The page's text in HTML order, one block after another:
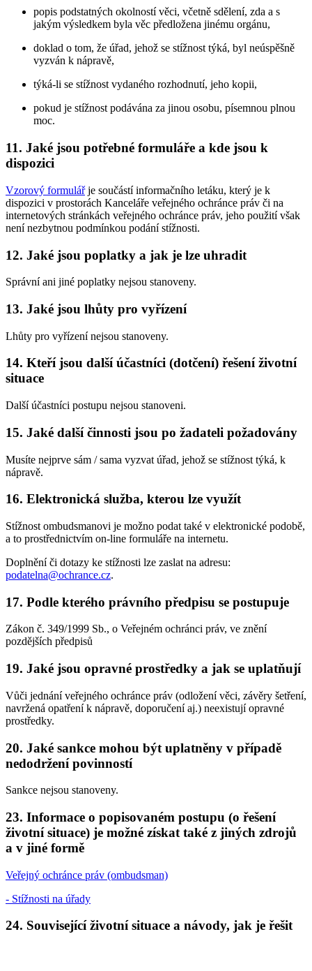
popis podstatných okolností věci, včetně sdělení, zda a s
jakým výsledkem byla věc předložena jinému orgánu,
doklad o tom, že úřad, jehož se stížnost týká, byl neúspěšně
vyzván k nápravě,
týká-li se stížnost vydaného rozhodnutí, jeho kopii,
pokud je stížnost podávána za jinou osobu, písemnou plnou
moc.
11. Jaké jsou potřebné formuláře a kde jsou k
dispozici
Vzorový formulářje součástí informačního letáku, který je k
dispozici v prostorách Kanceláře veřejného ochránce práv či na
internetových stránkách veřejného ochránce práv, jeho použití však
není nezbytnou podmínkou podání stížnosti.
12. Jaké jsou poplatky a jak je lze uhradit
Správní ani jiné poplatky nejsou stanoveny.
13. Jaké jsou lhůty pro vyřízení
Lhůty pro vyřízení nejsou stanoveny.
14. Kteří jsou další účastníci (dotčení) řešení životní
situace
Další účastníci postupu nejsou stanoveni.
15. Jaké další činnosti jsou po žadateli požadovány
Musíte nejprve sám / sama vyzvat úřad, jehož se stížnost týká, k
nápravě.
16. Elektronická služba, kterou lze využít
Stížnost ombudsmanovi je možno podat také v elektronické podobě,
a to prostřednictvím on-line formuláře na internetu.
Doplnění či dotazy ke stížnosti lze zaslat na adresu:
podatelna@ochrance.cz.
17. Podle kterého právního předpisu se postupuje
Zákon č. 349/1999 Sb., o Veřejném ochránci práv, ve znění
pozdějších předpisů
19. Jaké jsou opravné prostředky a jak se uplatňují
Vůči jednání veřejného ochránce práv (odložení věci, závěry šetření,
navržená opatření k nápravě, doporučení aj.) neexistují opravné
prostředky.
20. Jaké sankce mohou být uplatněny v případě
nedodržení povinností
Sankce nejsou stanoveny.
23. Informace o popisovaném postupu (o řešení
životní situace) je možné získat také z jiných zdrojů
a v jiné formě
Veřejný ochránce práv (ombudsman)
- Stížnosti na úřady
24. Související životní situace a návody, jak je řešit